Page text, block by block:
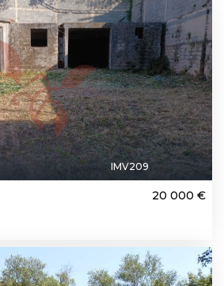
IMV209
20 000 €